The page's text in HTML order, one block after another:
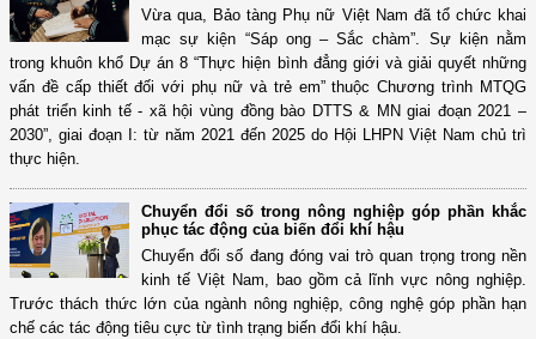
Vừa qua, Bảo tàng Phụ nữ Việt Nam đã tổ chức khai
mạc sự kiện “Sáp ong – Sắc chàm”. Sự kiện nằm
trong khuôn khổ Dự án 8 “Thực hiện bình đẳng giới và giải quyết những
vấn đề cấp thiết đối với phụ nữ và trẻ em” thuộc Chương trình MTQG
phát triển kinh tế - xã hội vùng đồng bào DTTS & MN giai đoạn 2021 –
2030”, giai đoạn I: từ năm 2021 đến 2025 do Hội LHPN Việt Nam chủ trì
thực hiện.
Chuyển đổi số trong nông nghiệp góp phần khắc
phục tác động của biến đổi khí hậu
Chuyển đổi số đang đóng vai trò quan trọng trong nền
kinh tế Việt Nam, bao gồm cả lĩnh vực nông nghiệp.
Trước thách thức lớn của ngành nông nghiệp, công nghệ góp phần hạn
chế các tác động tiêu cực từ tình trạng biến đổi khí hậu.